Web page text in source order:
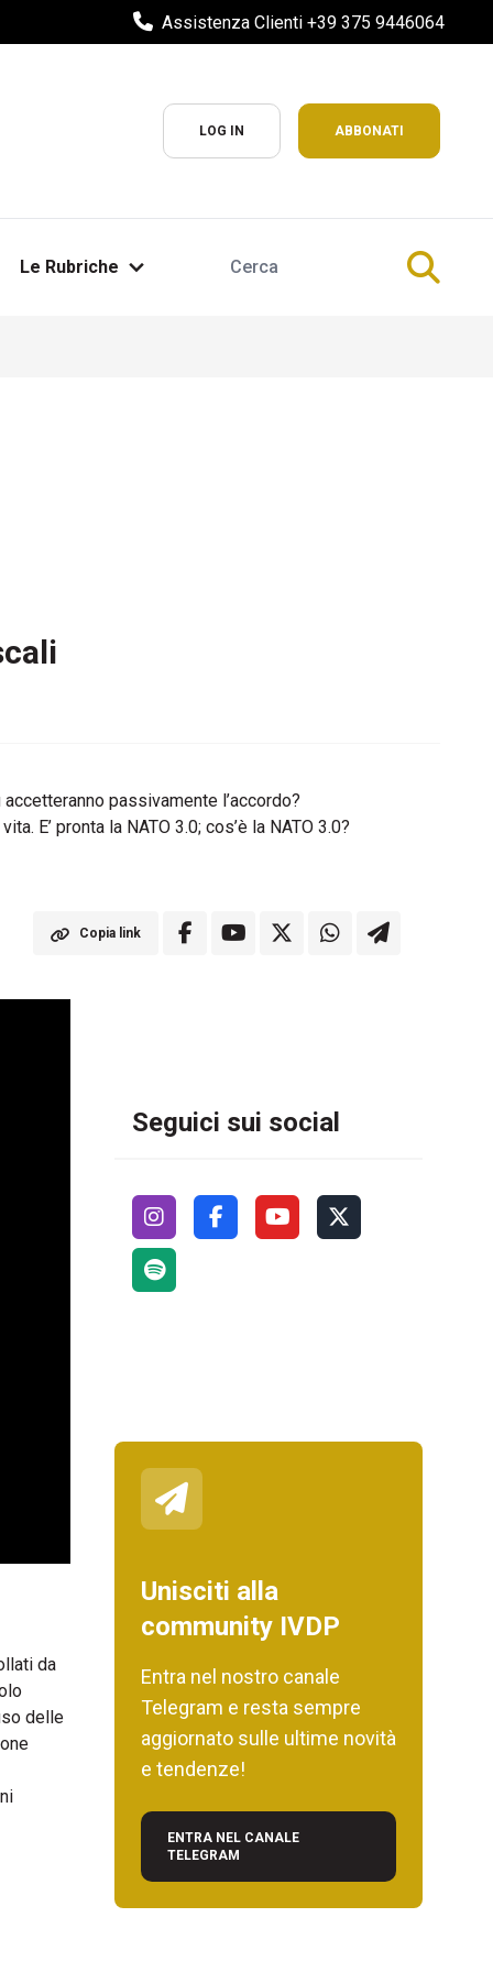
Assistenza Clienti +39 375 9446064
LOG IN ABBONATI
Le Rubriche
passivamente l’accordo?
E’ pronta la NATO 3.0; cos’è la NATO 3.0?
Copia link
da
delle
Seguici sui social
Unisciti alla
community IVDP
Entra nel nostro canale
Telegram e resta sempre
aggiornato sulle ultime novità
e tendenze!
ENTRA NEL CANALE
TELEGRAM